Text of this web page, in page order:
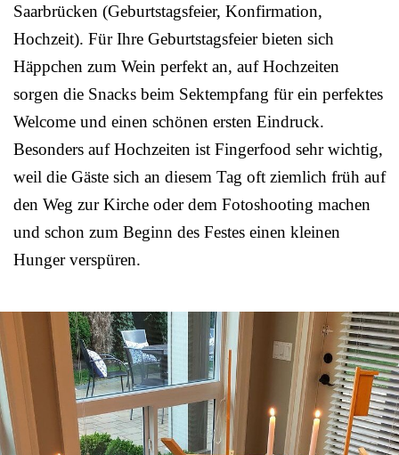
Saarbrücken (Geburtstagsfeier, Konfirmation,
Hochzeit). Für Ihre Geburtstagsfeier bieten sich
Häppchen zum Wein perfekt an, auf Hochzeiten
sorgen die Snacks beim Sektempfang für ein perfektes
Welcome und einen schönen ersten Eindruck.
Besonders auf Hochzeiten ist Fingerfood sehr wichtig,
weil die Gäste sich an diesem Tag oft ziemlich früh auf
den Weg zur Kirche oder dem Fotoshooting machen
und schon zum Beginn des Festes einen kleinen
Hunger verspüren.